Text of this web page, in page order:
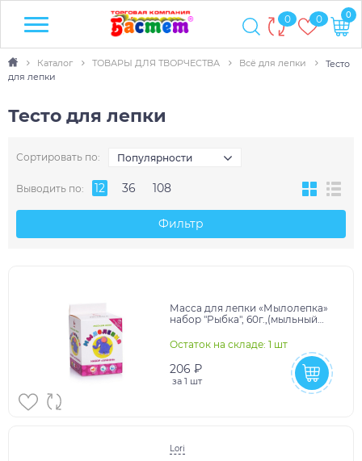
0 0 0
Каталог ТОВАРЫ ДЛЯ ТВОРЧЕСТВА Всё для лепки
Тесто
для лепки
Тесто для лепки
Сортировать по: Популярности
Выводить по: 12 36 108
Фильтр
Масса для лепки «Мылолепка»
набор "Рыбка", 60г.,(мыльный
арт.Р8413
Остаток на складе: 1 шт
206 ₽
за 1 шт
Lori